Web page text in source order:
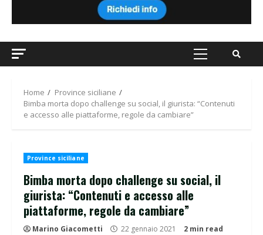
Primary
Home
Province siciliane
Bimba morta dopo challenge su social, il giurista: “Contenuti
e accesso alle piattaforme, regole da cambiare”
Province siciliane
Bimba morta dopo challenge su social, il
giurista: “Contenuti e accesso alle
piattaforme, regole da cambiare”
Marino Giacometti 22 gennaio 2021 2 min read